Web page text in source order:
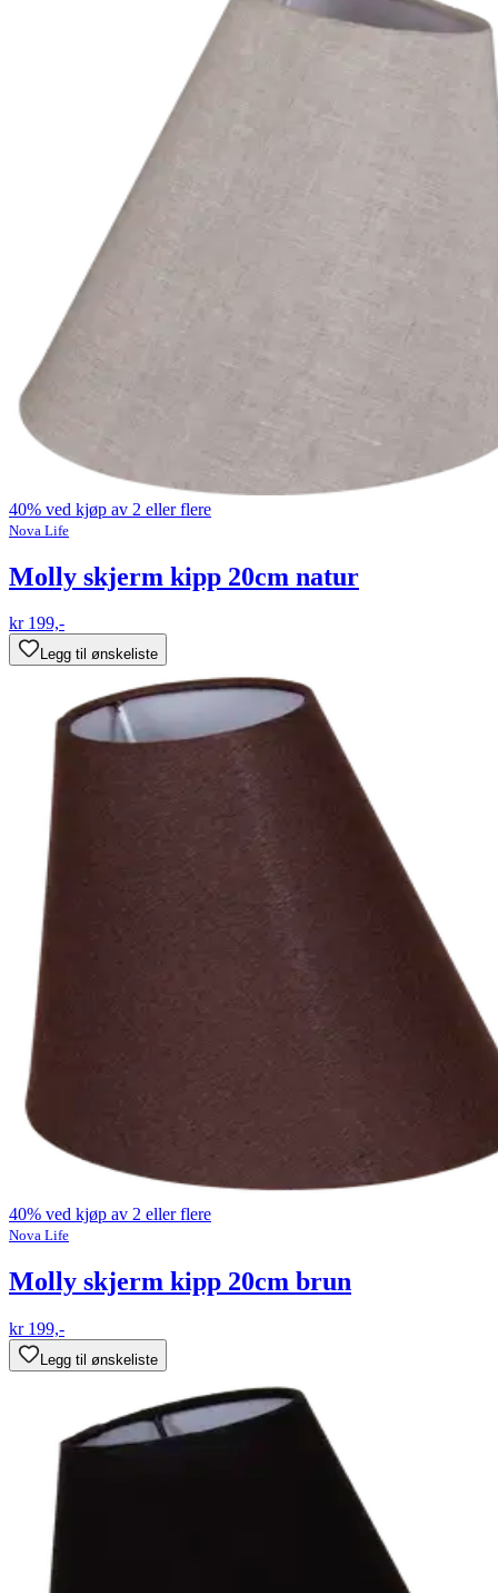
40% ved kjøp av 2 eller flere
Nova Life
Molly skjerm kipp 20cm natur
kr 199,-
Legg til ønskeliste
40% ved kjøp av 2 eller flere
Nova Life
Molly skjerm kipp 20cm brun
kr 199,-
Legg til ønskeliste